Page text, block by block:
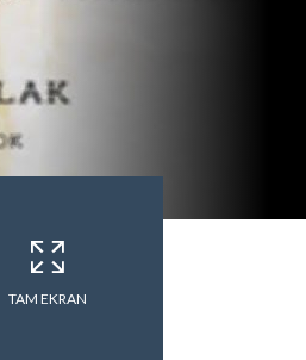
TAM EKRAN